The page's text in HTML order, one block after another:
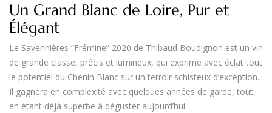
Un Grand Blanc de Loire, Pur et
Élégant
Le Savennières “Frémine” 2020 de Thibaud Boudignon est un vin
de grande classe, précis et lumineux, qui exprime avec éclat tout
le potentiel du Chenin Blanc sur un terroir schisteux d’exception.
Il gagnera en complexité avec quelques années de garde, tout
en étant déjà superbe à déguster aujourd’hui.